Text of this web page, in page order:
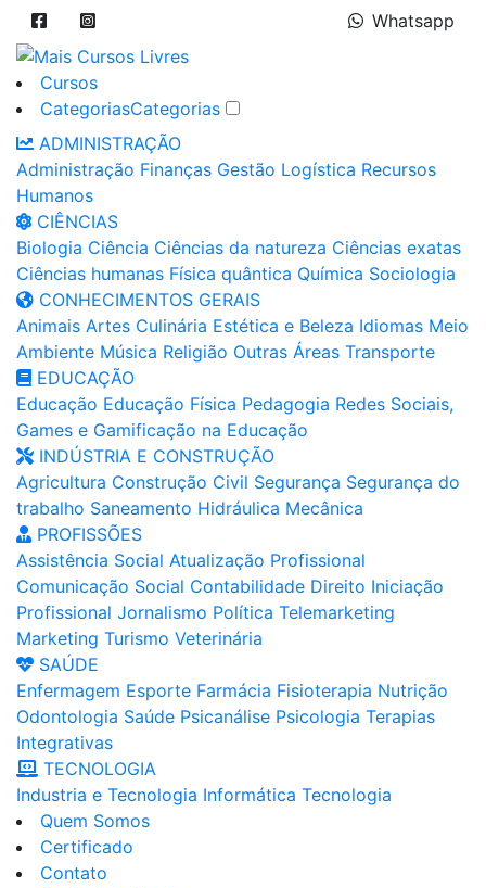
Whatsapp
Cursos
CategoriasCategorias
ADMINISTRAÇÃO
Administração Finanças Gestão Logística Recursos
Humanos
CIÊNCIAS
Biologia Ciência Ciências da natureza Ciências exatas
Ciências humanas Física quântica Química Sociologia
CONHECIMENTOS GERAIS
Animais Artes Culinária Estética e Beleza Idiomas Meio
Ambiente Música Religião Outras Áreas Transporte
EDUCAÇÃO
Educação Educação Física Pedagogia Redes Sociais,
Games e Gamificação na Educação
INDÚSTRIA E CONSTRUÇÃO
Agricultura Construção Civil Segurança Segurança do
trabalho Saneamento Hidráulica Mecânica
PROFISSÕES
Assistência Social Atualização Profissional
Comunicação Social Contabilidade Direito Iniciação
Profissional Jornalismo Política Telemarketing
Marketing Turismo Veterinária
SAÚDE
Enfermagem Esporte Farmácia Fisioterapia Nutrição
Odontologia Saúde Psicanálise Psicologia Terapias
Integrativas
TECNOLOGIA
Industria e Tecnologia Informática Tecnologia
Quem Somos
Certificado
Contato